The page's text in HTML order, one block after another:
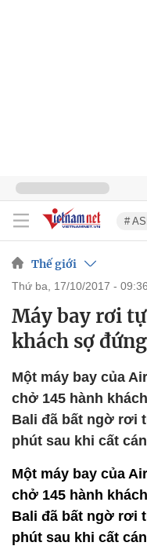
#
Thế giới
thứ ba, 17/10/2017 - 09:36
Máy bay rơi
khách sợ
Một máy bay của
chở 145 hành
Bali đã bất ngờ rơi
phút sau khi cất
Một máy bay của
chở 145 hành
Bali đã bất ngờ rơi
phút sau khi cất